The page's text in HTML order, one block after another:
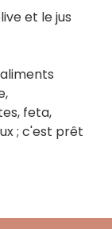
et le jus
feta,
; c'est prêt